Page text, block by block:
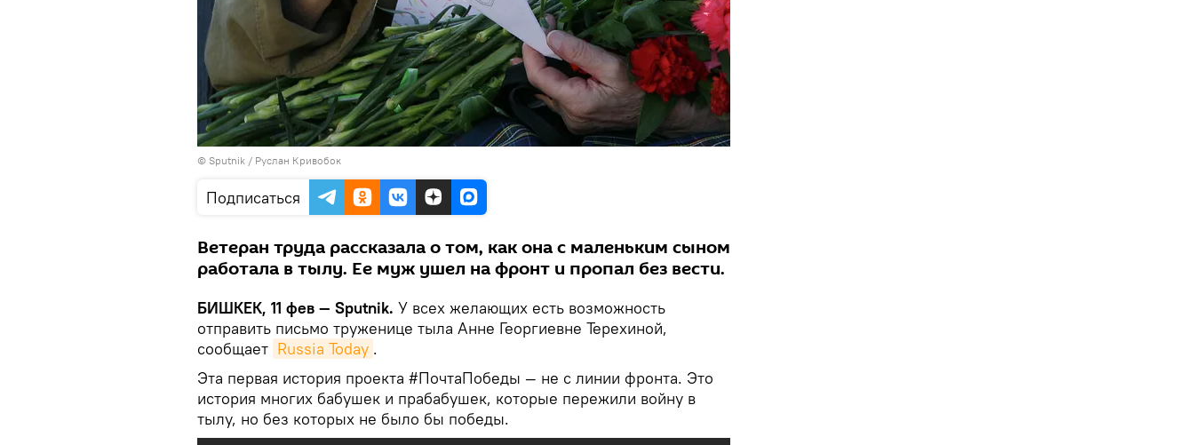
© Sputnik / Руслан Кривобок
Подписаться
Ветеран труда рассказала о том, как она с маленьким сыном
работала в тылу. Ее муж ушел на фронт и пропал без вести.
БИШКЕК, 11 фев — Sputnik. У всех желающих есть возможность
отправить письмо труженице тыла Анне Георгиевне Терехиной,
сообщает Russia Today .
Эта первая история проекта #ПочтаПобеды — не с линии фронта. Это
история многих бабушек и прабабушек, которые пережили войну в
тылу, но без которых не было бы победы.